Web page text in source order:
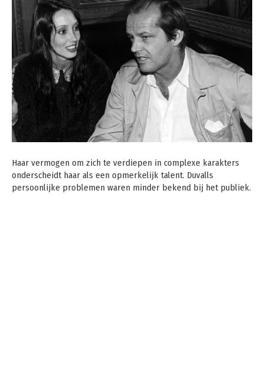
Haar vermogen om zich te verdiepen in complexe karakters
onderscheidt haar als een opmerkelijk talent. Duvalls
persoonlijke problemen waren minder bekend bij het publiek.